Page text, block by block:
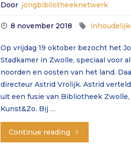
Door jongbibliotheeknetwerk
8 november 2018
Op vrijdag 19 oktober bezocht het
Stadkamer in Zwolle, speciaal voor
noorden en oosten van het land.
directeur Astrid Vrolijk. Astrid
uit een fusie van Bibliotheek
Kunst&Zo. Bij …
Continue reading "Bezoek